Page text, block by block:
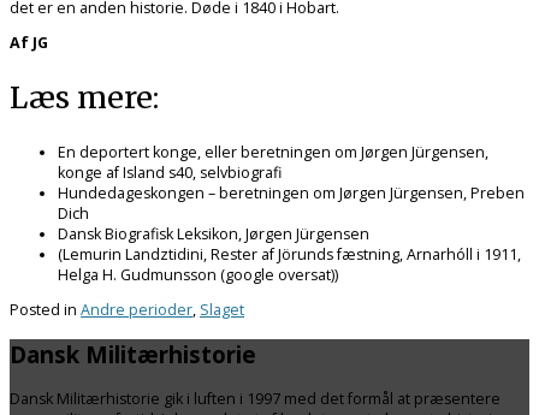
det er en anden historie. Døde i 1840 i Hobart.
Af JG
Læs mere:
En deportert konge, eller beretningen om Jørgen Jürgensen,
konge af Island s40, selvbiografi
Hundedageskongen – beretningen om Jørgen Jürgensen, Preben
Dich
Dansk Biografisk Leksikon, Jørgen Jürgensen
(Lemurin Landztidini, Rester af Jörunds fæstning, Arnarhóll i 1911,
Helga H. Gudmunsson (google oversat))
Posted in Andre perioder, Slaget
Dansk Militærhistorie
Dansk Militærhistorie gik i luften i 1997 med det formål at præsentere